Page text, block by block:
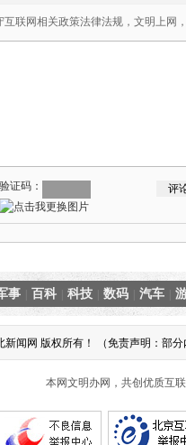
互联网相关政策法律法规，文明上网
验证码：
事 百科 科技 数码 汽车
闻网 版权所有！ （免责声明：部
本网文明办网，共创优质互